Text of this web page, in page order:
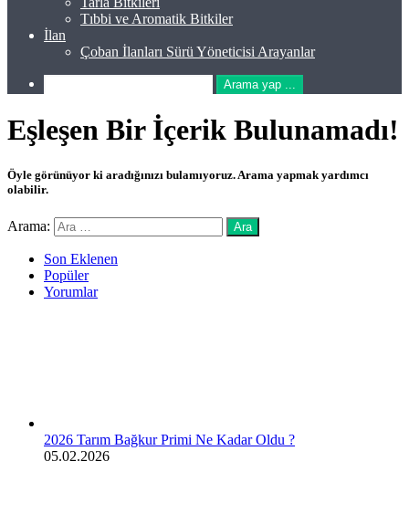
Tıbbi ve Aromatik Bitkiler
İlan
Çoban İlanları Sürü Yöneticisi Arayanlar
Arama yap ...
Eşleşen Bir İçerik Bulunamadı!
Öyle görünüyor ki aradığınızı bulamıyoruz. Arama yapmak yardımcı
olabilir.
Arama:
Son Eklenen
Popüler
Yorumlar
2026 Tarım Bağkur Primi Ne Kadar Oldu ?
05.02.2026